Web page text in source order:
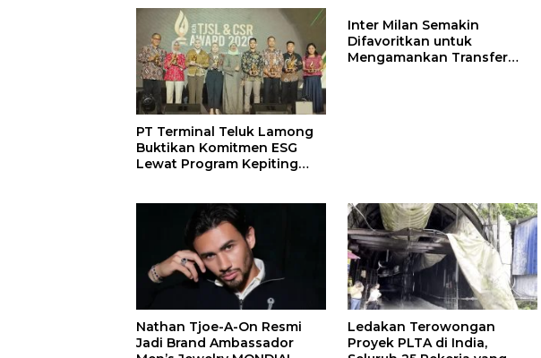
PT Terminal Teluk Lamong
Buktikan Komitmen ESG
Lewat Program Kepiting
Inter Milan Semakin
Difavoritkan untuk
Mengamankan Transfer
Nathan Tjoe-A-On Resmi
Jadi Brand Ambassador
Ledakan Terowongan
Proyek PLTA di India,